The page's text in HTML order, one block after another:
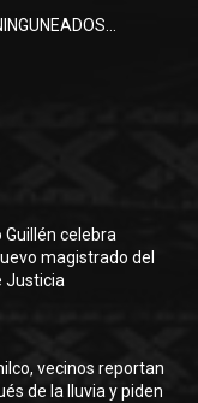
celebra
magistrado del
Justicia
vecinos reportan
de la lluvia y piden